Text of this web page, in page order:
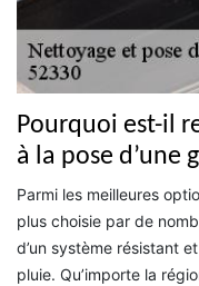
Pourquoi est-il
à la pose d’une
Parmi les meilleures
plus choisie par de
d’un système résistant
pluie. Qu’importe la